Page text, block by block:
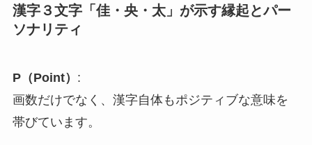
漢字３文字「佳・央・太」が示す縁起とパー
ソナリティ
P（Point） :
画数だけでなく、漢字自体もポジティブな意味を
帯びています。